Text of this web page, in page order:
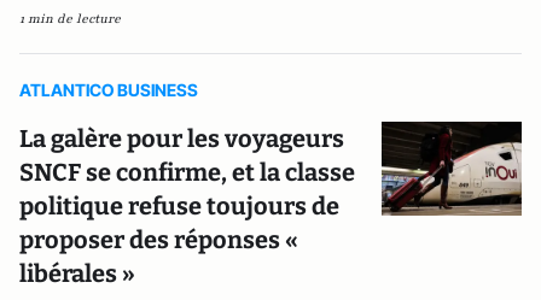
1 min de lecture
ATLANTICO BUSINESS
La galère pour les voyageurs
SNCF se confirme, et la classe
politique refuse toujours de
proposer des réponses «
libérales »